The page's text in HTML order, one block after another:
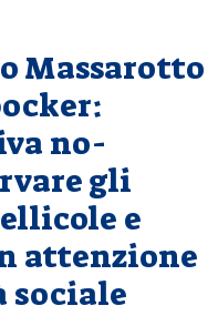
Massarotto
no-
gli
e
attenzione
sociale